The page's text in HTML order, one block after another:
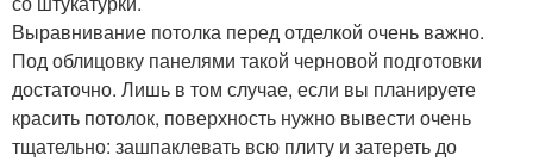
Выравнивание потолка перед отделкой очень важно.
Под облицовку панелями такой черновой подготовки
достаточно. Лишь в том случае, если вы планируете
красить потолок, поверхность нужно вывести очень
тщательно: зашпаклевать всю плиту и затереть до